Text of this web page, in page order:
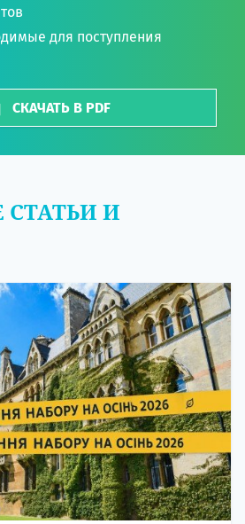
для поступления
СКАЧАТЬ В PDF
И